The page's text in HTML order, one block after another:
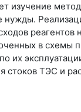
изучение
нужды.
реагентов
в схемы
их
стоков ТЭС и